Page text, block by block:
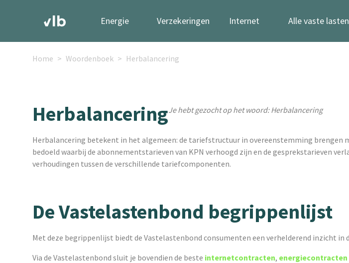
Energie Verzekeringen Internet Alle vaste lasten
Home Woordenboek Herbalancering
HerbalanceringJe hebt gezocht op het woord: Herbalancering
Herbalancering betekent in het algemeen: de tariefstructuur in overeenstemming brengen
bedoeld waarbij de abonnementstarieven van KPN verhoogd zijn en de gesprekstarieven
verhoudingen tussen de verschillende tariefcomponenten.
De Vastelastenbond begrippenlijst
Met deze begrippenlijst biedt de Vastelastenbond consumenten een verhelderend inzicht in
Via de Vastelastenbond sluit je bovendien de beste internetcontracten, energiecontracten